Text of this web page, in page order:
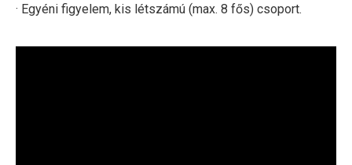
· Egyéni figyelem, kis létszámú (max. 8 fős) csoport.